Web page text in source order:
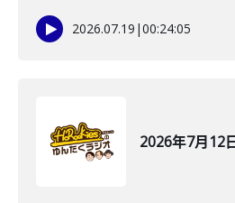
2026.07.19 |00:24:05
2026年7月